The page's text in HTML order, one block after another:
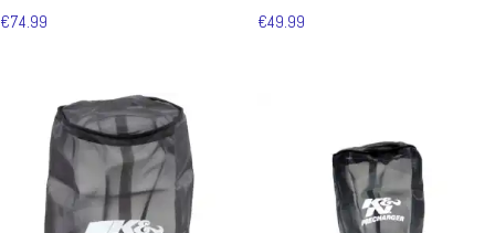
€74.99 €49.99